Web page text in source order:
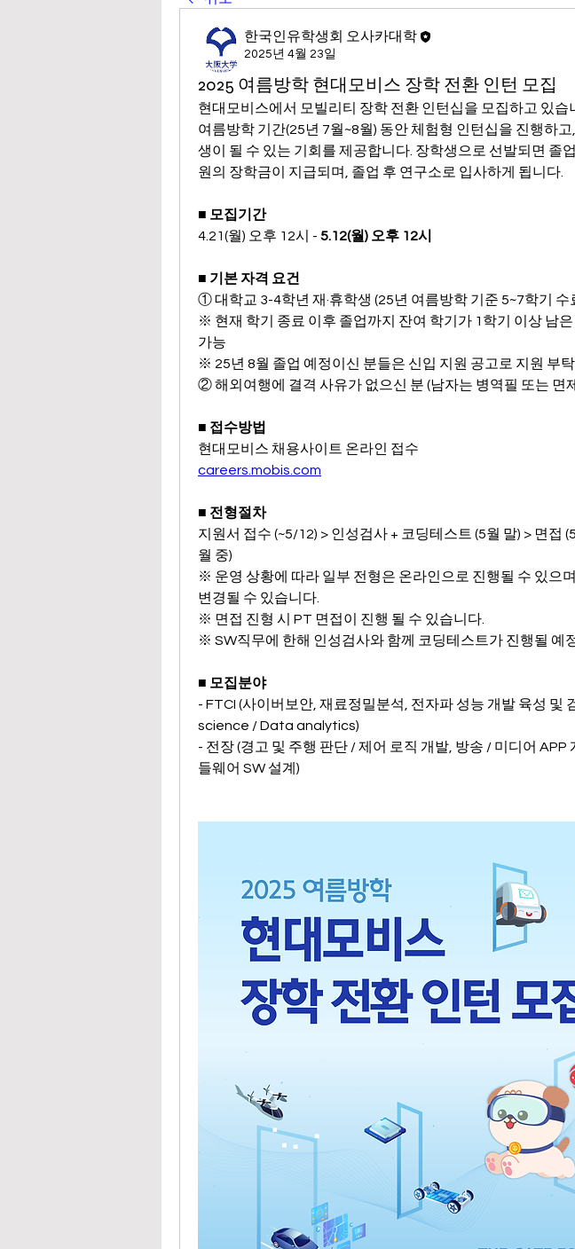
한국인유학생회 오사카대학
2025년 4월 23일
2025 여름방학 현대모비스 장학 전환 인턴 모집
현대모비스에서 모빌리티 장학 전환 인턴십을 모집하고 있습
여름방학 기간(25년 7월~8월) 동안 체험형 인턴십을 진행하
생이 될 수 있는 기회를 제공합니다. 장학생으로 선발되면 졸
원의 장학금이 지급되며, 졸업 후 연구소로 입사하게 됩니다.
■ 모집기간
4.21(월) 오후 12시 - 5.12(월) 오후 12시
■ 기본 자격 요건
① 대학교 3-4학년 재·휴학생 (25년 여름방학 기준 5~7학기 수
※ 현재 학기 종료 이후 졸업까지 잔여 학기가 1학기 이상 남은
가능
※ 25년 8월 졸업 예정이신 분들은 신입 지원 공고로 지원 부
② 해외여행에 결격 사유가 없으신 분 (남자는 병역필 또는 면
■ 접수방법
현대모비스 채용사이트 온라인 접수
careers.mobis.com
■ 전형절차
지원서 접수 (~5/12) > 인성검사 + 코딩테스트 (5월 말) > 면접
월 중)
※ 운영 상황에 따라 일부 전형은 온라인으로 진행될 수 있으
변경될 수 있습니다.
※ 면접 진형 시 PT 면접이 진행 될 수 있습니다.
※ SW직무에 한해 인성검사와 함께 코딩테스트가 진행될 예
■ 모집분야
- FTCI (사이버보안, 재료정밀분석, 전자파 성능 개발 육성 및
science / Data analytics)
- 전장 (경고 및 주행 판단 / 제어 로직 개발, 방송 / 미디어 APP
들웨어 SW 설계)